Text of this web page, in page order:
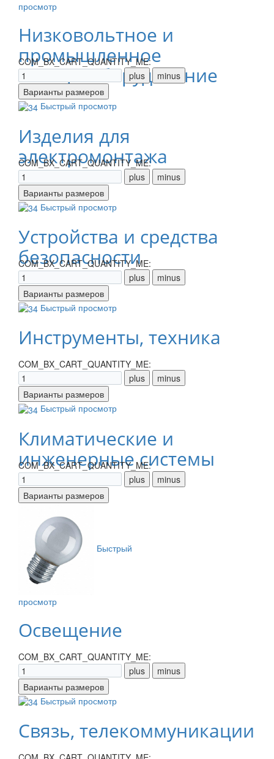
просмотр
Низковольтное и
промышленное
электрооборудование
COM_BX_CART_QUANTITY_ME:
Быстрый просмотр
Изделия для
электромонтажа
COM_BX_CART_QUANTITY_ME:
Быстрый просмотр
Устройства и средства
безопасности
COM_BX_CART_QUANTITY_ME:
Быстрый просмотр
Инструменты, техника
COM_BX_CART_QUANTITY_ME:
Быстрый просмотр
Климатические и
инженерные системы
COM_BX_CART_QUANTITY_ME:
Быстрый
просмотр
Освещение
COM_BX_CART_QUANTITY_ME:
Быстрый просмотр
Связь, телекоммуникации